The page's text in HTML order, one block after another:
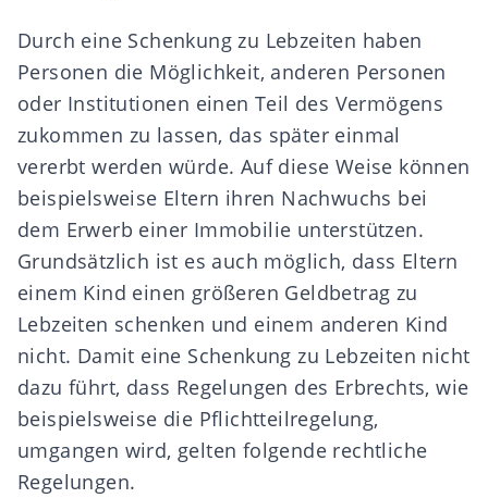
Durch eine Schenkung zu Lebzeiten haben
Personen die Möglichkeit, anderen Personen
oder Institutionen einen Teil des Vermögens
zukommen zu lassen, das später einmal
vererbt werden würde. Auf diese Weise können
beispielsweise Eltern ihren Nachwuchs bei
dem Erwerb einer Immobilie unterstützen.
Grundsätzlich ist es auch möglich, dass Eltern
einem Kind einen größeren Geldbetrag zu
Lebzeiten schenken und einem anderen Kind
nicht. Damit eine Schenkung zu Lebzeiten nicht
dazu führt, dass Regelungen des Erbrechts, wie
beispielsweise die Pflichtteilregelung,
umgangen wird, gelten folgende rechtliche
Regelungen.